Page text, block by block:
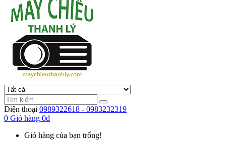
Điện thoại 0989322618 - 0983232319
0 Giỏ hàng 0đ
Giỏ hàng của bạn trống!